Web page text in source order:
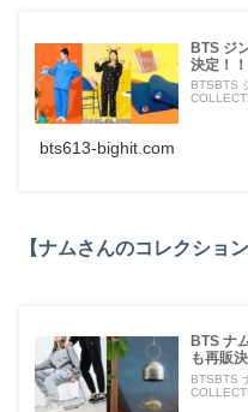
BTS ジ
決定！
BTSBTS
bts613-bighit.com
【ナムさんのコレクション
BTS ナ
も再販
BTSBTS